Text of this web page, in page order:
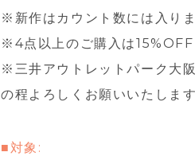
※新作はカウント数には入り
※4点以上のご購入は15%OFF
※三井アウトレットパーク大
の程よろしくお願いいたします
■対象: